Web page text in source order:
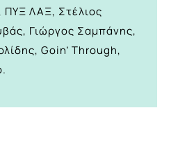
ΠΥΞ ΛΑΞ, Στέλιος
Γιώργος Σαμπάνης,
Goin’ Through,